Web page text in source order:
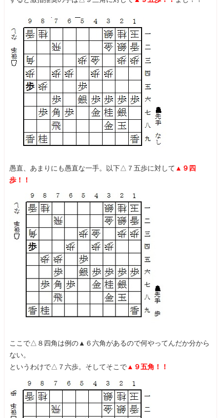
愚直、あまりにも愚直な一手。以下△７五歩に対して ▲９四
歩！！
ここで△８四角は例の▲６六角があるので何やってんだか分から
ない。
というわけで△７六歩。そしてそこで▲９五角！！